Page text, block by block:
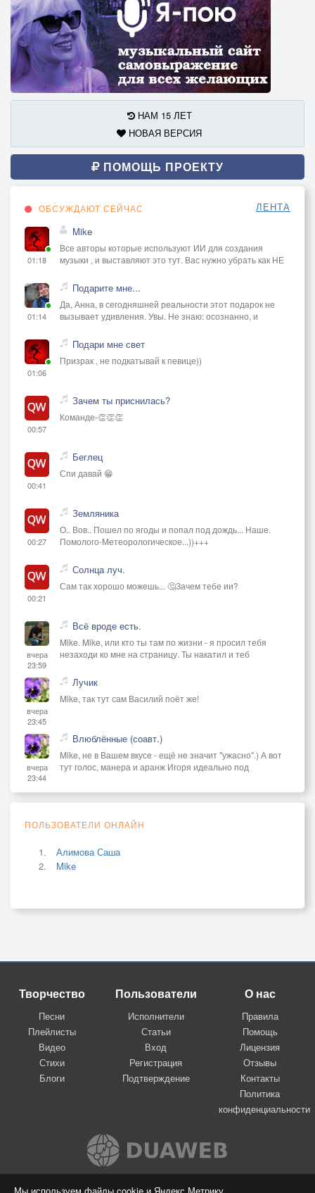
НАМ 15 ЛЕТ
НОВАЯ ВЕРСИЯ
ПОМОЩЬ ПРОЕКТУ
ОБСУЖДАЮТ СЕЙЧАС ЛЕНТА
01:18
Mike
Все авторы которые используют ИИ для создания
музыки , и выставляют это тут. Вас нужно убрать как НЕ
01:14
Подарите мне...
Да, Анна, в сегодняшней реальности этот подарок не
вызывает удивления. Увы. Не знаю: осознанно, и
01:06
Подари мне свет
Призрак , не подкатывай к певице))
00:57
Зачем ты приснилась?
Команде-👏👏👏
00:41
Беглец
Спи давай 😁
00:27
Земляника
О.. Вов.. Пошел по ягоды и попал под дождь... Наше.
Помолого-Метеорологическое...))+++
00:21
Солнца луч.
Сам так хорошо можешь... 🤔Зачем тебе ии?
вчера
23:59
Всё вроде есть.
Mike. Mike, или кто ты там по жизни - я просил тебя
незаходи ко мне на страницу. Ты накатил и теб
вчера
23:45
Лучик
Mike, так тут сам Василий поёт же!
вчера
23:44
Влюблённые (соавт.)
Mike, не в Вашем вкусе - ещё не значит "ужасно".) А вот
тут голос, манера и аранж Игоря идеально под
ПОЛЬЗОВАТЕЛИ ОНЛАЙН
Алимова Саша
Mike
Творчество
Песни
Плейлисты
Видео
Стихи
Блоги
Пользователи
Исполнители
Статьи
Вход
Регистрация
Подтверждение
О нас
Правила
Помощь
Лицензия
Отзывы
Контакты
Политика
конфиденциальности
Вконтакте